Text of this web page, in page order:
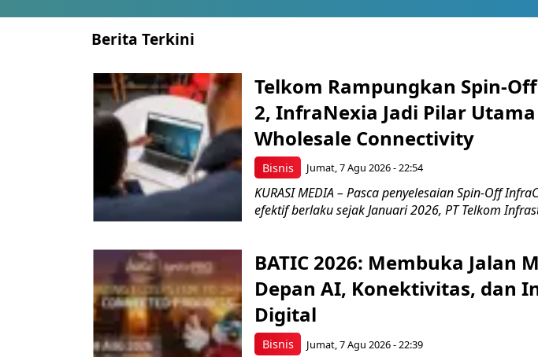
Berita Terkini
Bisnis
Telkom Rampungkan Spin-
2, InfraNexia Jadi Pilar
Wholesale Connectivity
Jumat, 7 Agu 2026 - 22:54
KURASI MEDIA – Pasca penyelesaian Spin-Off
efektif berlaku sejak Januari 2026, PT Telkom
Bisnis
BATIC 2026: Membuka Jalan
Depan AI, Konektivitas, dan
Digital
Jumat, 7 Agu 2026 - 22:39